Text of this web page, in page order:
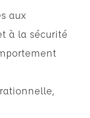
aux
à la sécurité